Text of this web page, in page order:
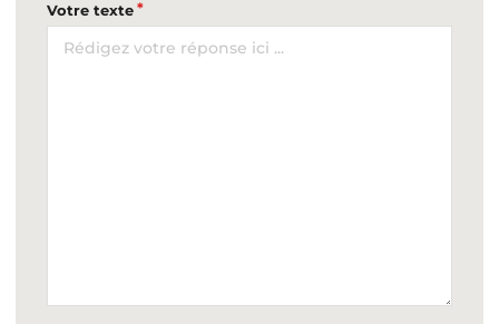
Votre texte